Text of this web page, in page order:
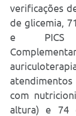
verificações
de glicemia,
e PICS
com
altura) e 74